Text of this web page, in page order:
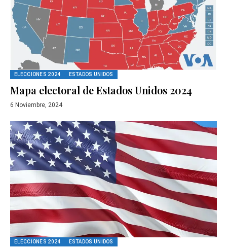
ELECCIONES 2024 ESTADOS UNIDOS
Mapa electoral de Estados Unidos 2024
6 Noviembre, 2024
ELECCIONES 2024 ESTADOS UNIDOS